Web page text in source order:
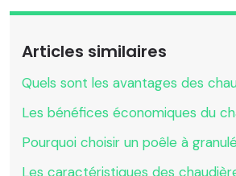
Articles similaires
Quels sont les avantages des
Les bénéfices économiques du
Pourquoi choisir un poêle à
Les caractéristiques des